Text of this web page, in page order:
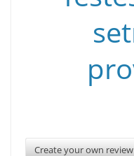
Create your own review